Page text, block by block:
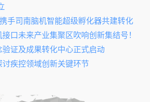
手司南脑机智能超级孵化器共建转化
口未来产业集聚区吹响创新集结号！
证及成果转化中心正式启动
疾控领域创新关键环节